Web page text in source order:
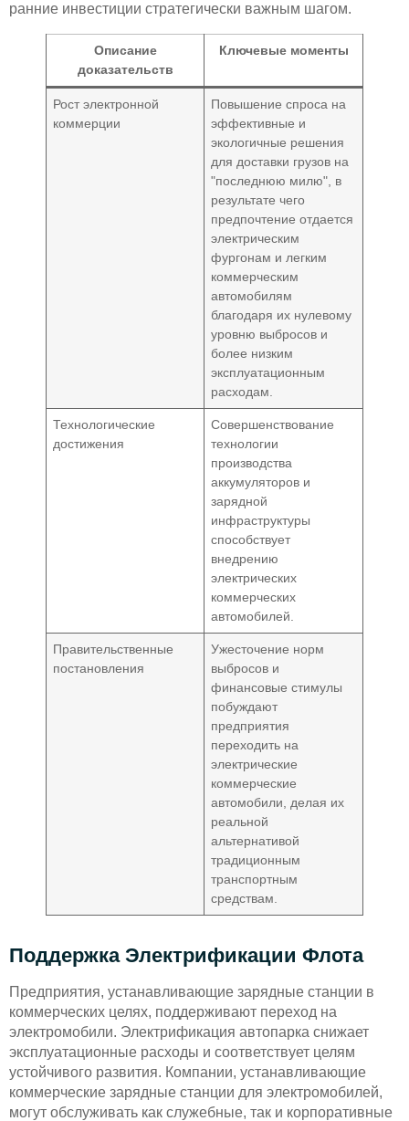
ранние инвестиции стратегически важным шагом.
Описание
доказательств
Ключевые моменты
Рост электронной
коммерции
Повышение спроса на
эффективные и
экологичные решения
для доставки грузов на
"последнюю милю", в
результате чего
предпочтение отдается
электрическим
фургонам и легким
коммерческим
автомобилям
благодаря их нулевому
уровню выбросов и
более низким
эксплуатационным
расходам.
Технологические
достижения
Совершенствование
технологии
производства
аккумуляторов и
зарядной
инфраструктуры
способствует
внедрению
электрических
коммерческих
автомобилей.
Правительственные
постановления
Ужесточение норм
выбросов и
финансовые стимулы
побуждают
предприятия
переходить на
электрические
коммерческие
автомобили, делая их
реальной
альтернативой
традиционным
транспортным
средствам.
Поддержка Электрификации Флота
Предприятия, устанавливающие зарядные станции в
коммерческих целях, поддерживают переход на
электромобили. Электрификация автопарка снижает
эксплуатационные расходы и соответствует целям
устойчивого развития. Компании, устанавливающие
коммерческие зарядные станции для электромобилей,
могут обслуживать как служебные, так и корпоративные